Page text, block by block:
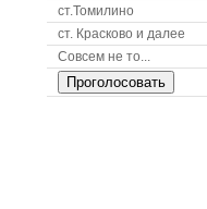
ст.Томилино
ст. Красково и далее
Совсем не то...